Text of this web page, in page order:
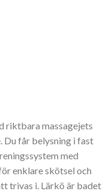
riktbara massagejets
Du får belysning i fast
med
enklare skötsel och
trivas i. Lärkö är badet